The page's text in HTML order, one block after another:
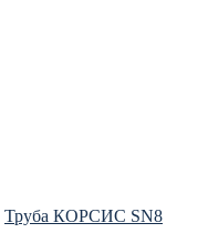
Труба КОРСИС SN8